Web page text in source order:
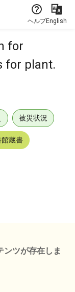
ヘルプEnglish
for
for plant.
被災状況
館蔵書
ンツが存在しま